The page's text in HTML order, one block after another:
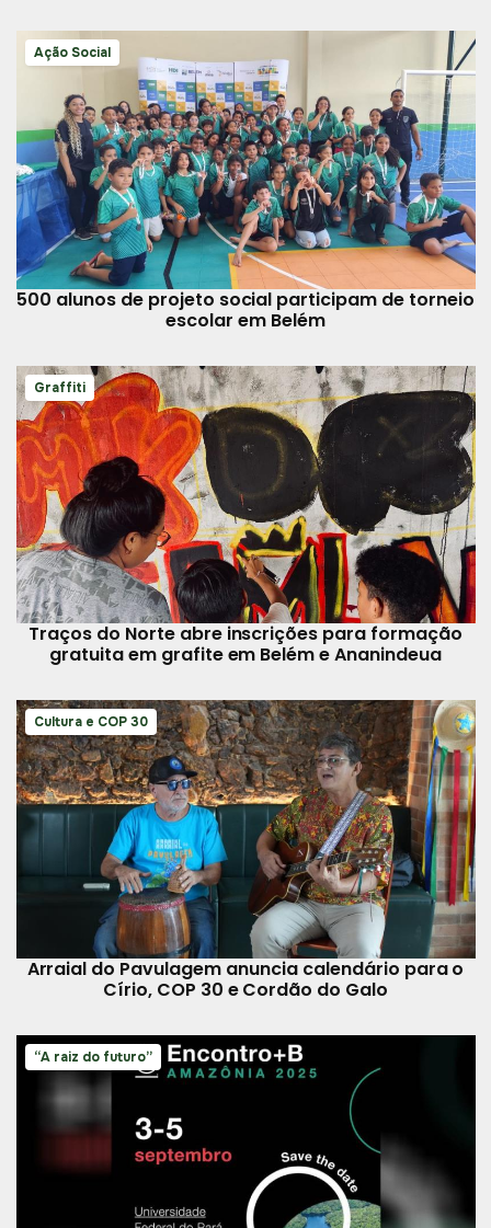
Ação Social
500 alunos de projeto social participam de torneio
escolar em Belém
Graffiti
Traços do Norte abre inscrições para formação
gratuita em grafite em Belém e Ananindeua
Cultura e COP 30
Arraial do Pavulagem anuncia calendário para o
Círio, COP 30 e Cordão do Galo
“A raiz do futuro”